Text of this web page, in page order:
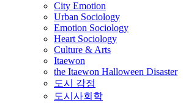
City Emotion
Urban Sociology
Emotion Sociology
Heart Sociology
Culture & Arts
Itaewon
the Itaewon Halloween Disaster
도시 감정
도시사회학